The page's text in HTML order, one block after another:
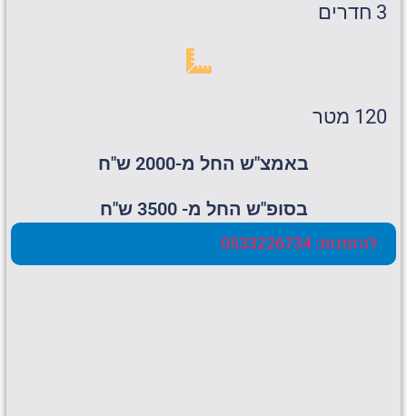
3 חדרים
120 מטר
באמצ"ש החל מ-2000 ש"ח
בסופ"ש החל מ- 3500 ש"ח
להזמנות: 0533226734